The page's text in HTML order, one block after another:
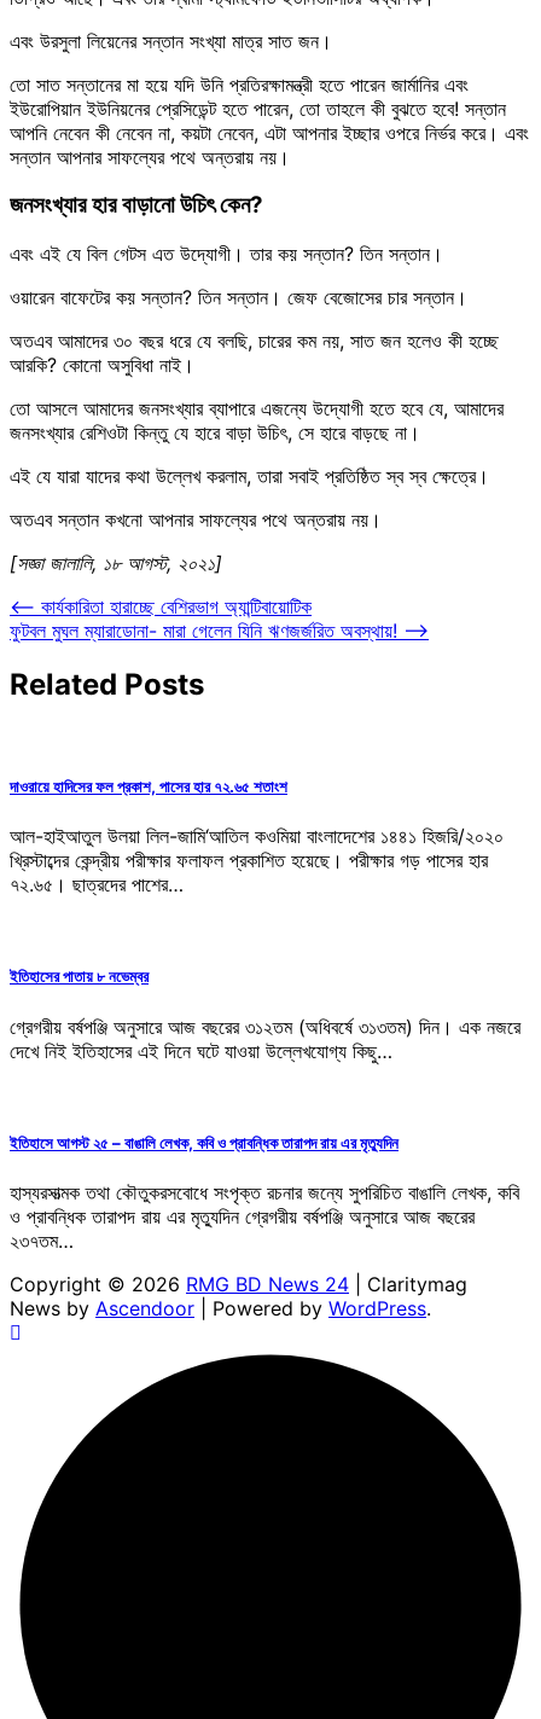
এবং উরসুলা লিয়েনের সন্তান সংখ্যা মাত্র সাত জন।
তো সাত সন্তানের মা হয়ে যদি উনি প্রতিরক্ষামন্ত্রী হতে পারেন জার্মানির এবং
ইউরোপিয়ান ইউনিয়নের প্রেসিডেন্ট হতে পারেন, তো তাহলে কী বুঝতে হবে! সন্তান
আপনি নেবেন কী নেবেন না, কয়টা নেবেন, এটা আপনার ইচ্ছার ওপরে নির্ভর করে। এবং
সন্তান আপনার সাফল্যের পথে অন্তরায় নয়।
জনসংখ্যার হার বাড়ানো উচিৎ কেন?
এবং এই যে বিল গেটস এত উদ্যোগী। তার কয় সন্তান? তিন সন্তান।
ওয়ারেন বাফেটের কয় সন্তান? তিন সন্তান। জেফ বেজোসের চার সন্তান।
অতএব আমাদের ৩০ বছর ধরে যে বলছি, চারের কম নয়, সাত জন হলেও কী হচ্ছে
আরকি? কোনো অসুবিধা নাই।
তো আসলে আমাদের জনসংখ্যার ব্যাপারে এজন্যে উদ্যোগী হতে হবে যে, আমাদের
জনসংখ্যার রেশিওটা কিন্তু যে হারে বাড়া উচিৎ, সে হারে বাড়ছে না।
এই যে যারা যাদের কথা উল্লেখ করলাম, তারা সবাই প্রতিষ্ঠিত স্ব স্ব ক্ষেত্রে।
অতএব সন্তান কখনো আপনার সাফল্যের পথে অন্তরায় নয়।
[সজ্ঞা জালালি, ১৮ আগস্ট, ২০২১]
Post
navigation
⟵ কার্যকারিতা হারাচ্ছে বেশিরভাগ অ্যান্টিবায়োটিক
ফুটবল মুঘল ম্যারাডোনা- মারা গেলেন যিনি ঋণজর্জরিত অবস্থায়! ⟶
Related Posts
দাওরায়ে হাদিসের ফল প্রকাশ, পাসের হার ৭২.৬৫ শতাংশ
আল-হাইআতুল উলয়া লিল-জামি‘আতিল কওমিয়া বাংলাদেশের ১৪৪১ হিজরি/২০২০
খ্রিস্টাব্দের কেন্দ্রীয় পরীক্ষার ফলাফল প্রকাশিত হয়েছে। পরীক্ষার গড় পাসের হার
৭২.৬৫। ছাত্রদের পাশের…
ইতিহাসের পাতায় ৮ নভেম্বর
গ্রেগরীয় বর্ষপঞ্জি অনুসারে আজ বছরের ৩১২তম (অধিবর্ষে ৩১৩তম) দিন। এক নজরে
দেখে নিই ইতিহাসের এই দিনে ঘটে যাওয়া উল্লেখযোগ্য কিছু…
ইতিহাসে আগস্ট ২৫ – বাঙালি লেখক, কবি ও প্রাবন্ধিক তারাপদ রায় এর মৃত্যুদিন
হাস্যরসাত্মক তথা কৌতুকরসবোধে সংপৃক্ত রচনার জন্যে সুপরিচিত বাঙালি লেখক, কবি
ও প্রাবন্ধিক তারাপদ রায় এর মৃত্যুদিন গ্রেগরীয় বর্ষপঞ্জি অনুসারে আজ বছরের
২৩৭তম…
Copyright © 2026 RMG BD News 24 | Claritymag
News by Ascendoor | Powered by WordPress.